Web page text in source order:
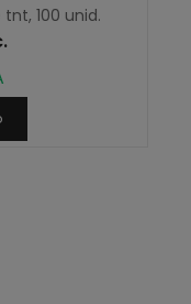
100 unid.